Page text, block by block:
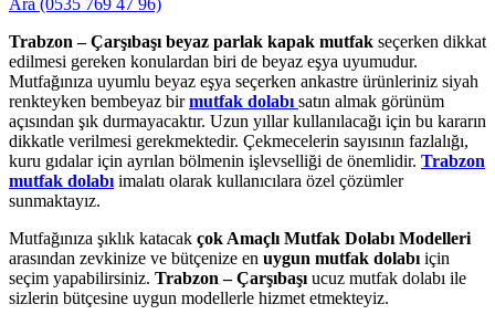
Ara (0535 769 47 96)
Trabzon – Çarşıbaşı beyaz parlak kapak mutfak seçerken dikkat
edilmesi gereken konulardan biri de beyaz eşya uyumudur.
Mutfağınıza uyumlu beyaz eşya seçerken ankastre ürünleriniz siyah
renkteyken bembeyaz birmutfak dolabı satın almak görünüm
açısından şık durmayacaktır. Uzun yıllar kullanılacağı için bu kararın
dikkatle verilmesi gerekmektedir. Çekmecelerin sayısının fazlalığı,
kuru gıdalar için ayrılan bölmenin işlevselliği de önemlidir. Trabzon
mutfak dolabı imalatı olarak kullanıcılara özel çözümler
sunmaktayız.
Mutfağınıza şıklık katacak çok Amaçlı Mutfak Dolabı Modelleri
arasından zevkinize ve bütçenize en uygun mutfak dolabı için
seçim yapabilirsiniz. Trabzon – Çarşıbaşı ucuz mutfak dolabı ile
sizlerin bütçesine uygun modellerle hizmet etmekteyiz.